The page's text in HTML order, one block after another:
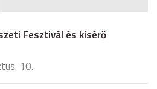
Fesztivál és kisérő
10.